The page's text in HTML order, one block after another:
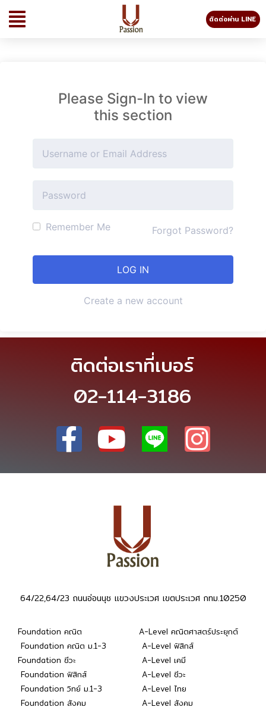
ติดต่อผ่าน LINE
Please Sign-In to view
this section
Remember Me Forgot Password?
Create a new account
ติดต่อเราที่เบอร์
02-114-3186
64/22,64/23 ถนนอ่อนนุช แขวงประเวศ เขตประเวศ กทม.10250
Foundation คณิต
Foundation คณิต ม.1-3
Foundation ชีวะ
Foundation ฟิสิกส์
Foundation วิทย์ ม.1-3
Foundation สังคม
A-Level คณิตศาสตร์ประยุกต์
A-Level ฟิสิกส์
A-Level เคมี
A-Level ชีวะ
A-Level ไทย
A-Level สังคม